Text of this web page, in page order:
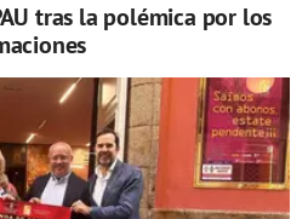
tras la polémica por los